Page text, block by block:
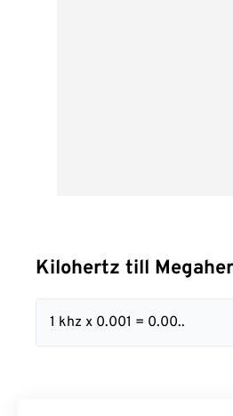
Kilohertz till
1 khz x 0.001 = 0.00..